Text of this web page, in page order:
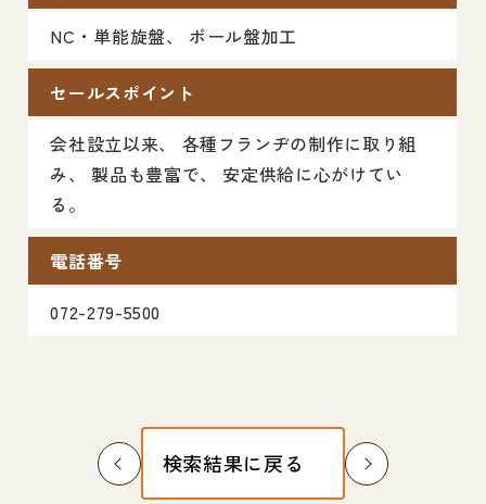
NC・単能旋盤、 ボール盤加工
セールスポイント
会社設立以来、 各種フランヂの制作に取り組
み、 製品も豊富で、 安定供給に心がけてい
る。
電話番号
072-279-5500
検索結果に戻る